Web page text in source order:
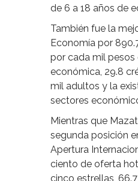
de 6 a 18 años de
También fue la
Economía por
por cada mil pesos
económica, 29.8
mil adultos y la
sectores
Mientras que
segunda posición
Apertura
ciento de oferta
cinco estrellas,